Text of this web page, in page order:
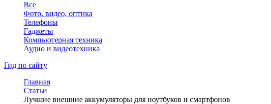
Все
Фото, видео, оптика
Телефоны
Гаджеты
Компьютерная техника
Аудио и видеотехника
Гид по сайту
Главная
Статьи
Лучшие внешние аккумуляторы для ноутбуков и смартфонов